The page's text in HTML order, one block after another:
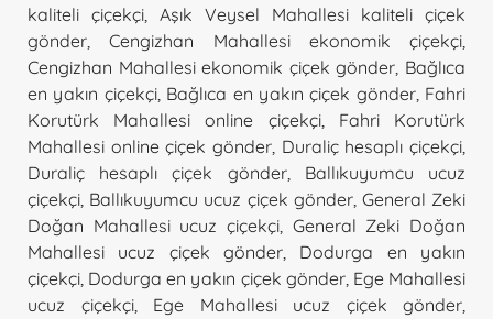
kaliteli çiçekçi, Aşık Veysel Mahallesi kaliteli çiçek
gönder,Cengizhan Mahallesi ekonomik çiçekçi,
Cengizhan Mahallesi ekonomik çiçek gönder, Bağlıca
en yakın çiçekçi, Bağlıca en yakın çiçek gönder, Fahri
Korutürk Mahallesi online çiçekçi, Fahri Korutürk
Mahallesi online çiçek gönder, Duraliç hesaplı çiçekçi,
Duraliç hesaplı çiçek gönder, Ballıkuyumcu ucuz
çiçekçi, Ballıkuyumcu ucuz çiçek gönder, General Zeki
Doğan Mahallesi ucuz çiçekçi, General Zeki Doğan
Mahallesi ucuz çiçek gönder, Dodurga en yakın
çiçekçi, Dodurga en yakın çiçek gönder, Ege Mahallesi
ucuz çiçekçi, Ege Mahallesi ucuz çiçek gönder,